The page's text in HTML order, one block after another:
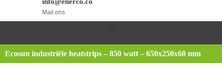
Mail ons
Ecosun industriële heatstrips – 850 watt – 650x250x60 mm